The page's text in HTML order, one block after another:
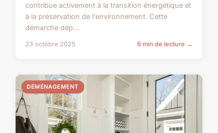
contribue activement à la transition énergétique et
à la préservation de l'environnement. Cette
démarche dép...
23 octobre 2025 6 min de lecture →
DÉMÉNAGEMENT